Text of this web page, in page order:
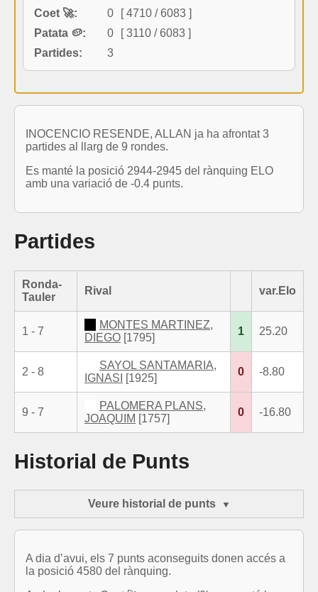
Coet 🚀:
0
[ 4710 / 6083 ]
Patata 🥔:
0
[ 3110 / 6083 ]
Partides:
3
INOCENCIO RESENDE, ALLAN ja ha afrontat 3
partides al llarg de 9 rondes.
Es manté la posició 2944-2945 del rànquing ELO
amb una variació de -0.4 punts.
Partides
Ronda-
Tauler
Rival var.Elo
1 - 7
MONTES MARTINEZ,
DIEGO [1795]
1 25.20
2 - 8
SAYOL SANTAMARIA,
IGNASI
[1925]
0 -8.80
9 - 7
PALOMERA PLANS,
JOAQUIM [1757]
0 -16.80
Historial de Punts
Veure historial de punts
A dia d’avui, els 7 punts aconseguits donen accés a
la posició 4580 del rànquing.